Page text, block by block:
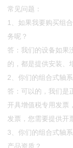
常见问题：
1、如果我要购买组
务呢？
答：我们的设备如果
的，都是提供安装、
2、你们的组合式轴
答：可以的，我们是
开具增值税专用发票
发票，您需要提供开
3、你们的组合式轴
产品资质？